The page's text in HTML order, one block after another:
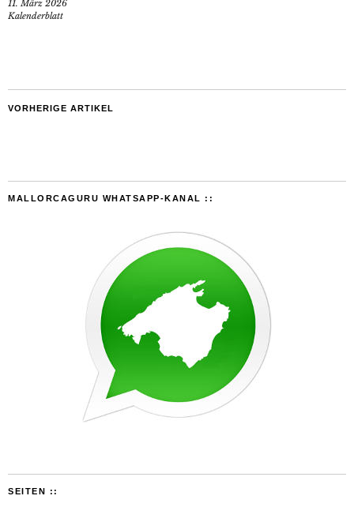
11. März 2026
Kalenderblatt
VORHERIGE ARTIKEL
MALLORCAGURU WHATSAPP-KANAL ::
SEITEN ::